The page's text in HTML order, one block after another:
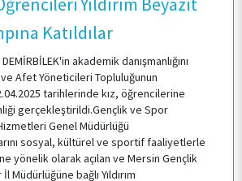
Katıldılar
akademik danışmanlığını
ve Afet Yöneticileri Topluluğunun
tarihlerinde kız, öğrencilerine
gerçekleştirildi.Gençlik ve Spor
Genel Müdürlüğü
sosyal, kültürel ve sportif faaliyetlerle
yönelik olarak açılan ve Mersin Gençlik
bağlı Yıldırım